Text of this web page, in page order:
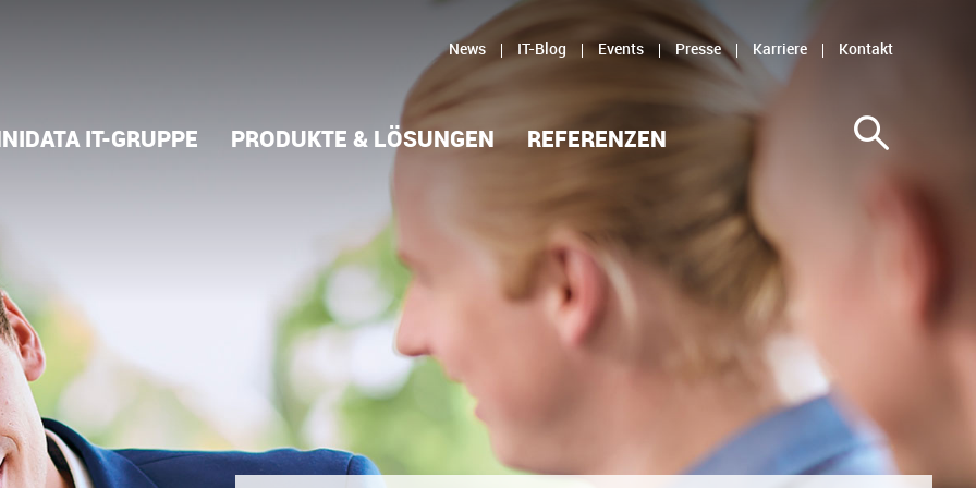
News IT-Blog Events Presse Karriere Kontakt
IT-GRUPPE PRODUKTE & LÖSUNGEN REFERENZEN